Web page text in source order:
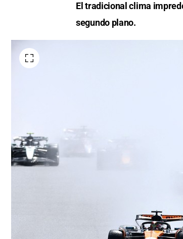
El tradicional clima
segundo plano.